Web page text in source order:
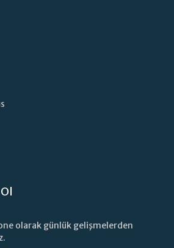
olarak günlük gelişmelerden